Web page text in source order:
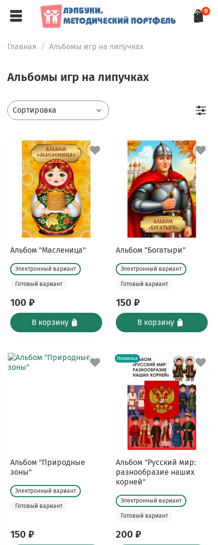
0
Главная Альбомы игр на липучках
Альбомы игр на липучках
Альбом "Масленица"
Электронный вариант
Готовый вариант
100 ₽
В корзину
Альбом "Богатыри"
Электронный вариант
Готовый вариант
150 ₽
В корзину
Альбом "Природные
зоны"
Электронный вариант
Готовый вариант
150 ₽
Новинка
Альбом "Русский мир:
разнообразие наших
корней"
Электронный вариант
Готовый вариант
200 ₽